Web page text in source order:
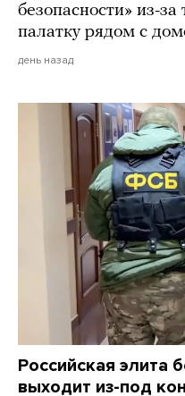
безопасности» из-за
палатку рядом с
день назад
Российская элита
выходит из-под